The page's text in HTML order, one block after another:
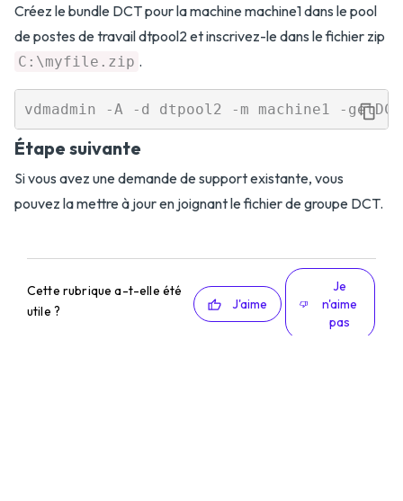
Créez le bundle DCT pour la machine machine1 dans le pool
de postes de travail dtpool2 et inscrivez-le dans le fichier zip
C:\myfile.zip .
Étape suivante
Si vous avez une demande de support existante, vous
pouvez la mettre à jour en joignant le fichier de groupe DCT.
Cette rubrique a-t-elle été
utile ?
J'aime
Je
n'aime
pas